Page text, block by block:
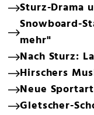
Sturz-Drama
Snowboard-
mehr"
Nach Sturz:
Hirschers
Neue
Gletscher-